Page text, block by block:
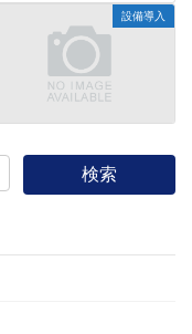
設備導入